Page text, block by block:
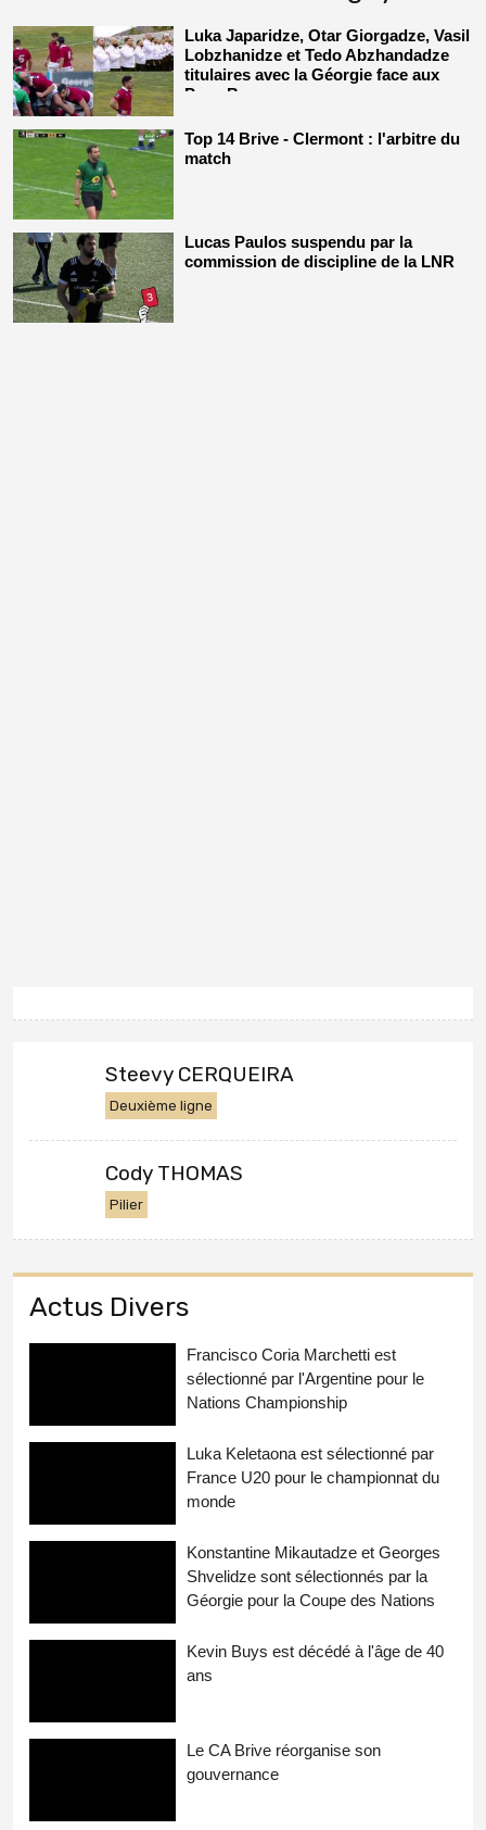
Luka Japaridze, Otar Giorgadze, Vasil
Lobzhanidze et Tedo Abzhandadze
titulaires avec la Géorgie face aux
Pays-Bas
Top 14 Brive - Clermont : l'arbitre du
match
Lucas Paulos suspendu par la
commission de discipline de la LNR
Steevy CERQUEIRA
Deuxième ligne
Cody THOMAS
Pilier
Actus Divers
Francisco Coria Marchetti est
sélectionné par l'Argentine pour le
Nations Championship
Luka Keletaona est sélectionné par
France U20 pour le championnat du
monde
Konstantine Mikautadze et Georges
Shvelidze sont sélectionnés par la
Géorgie pour la Coupe des Nations
Kevin Buys est décédé à l'âge de 40
ans
Le CA Brive réorganise son
gouvernance